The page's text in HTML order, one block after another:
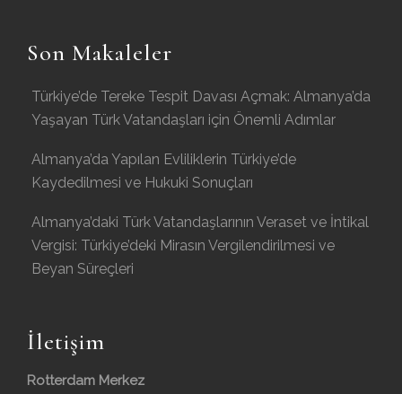
Son Makaleler
Türkiye’de Tereke Tespit Davası Açmak: Almanya’da
Yaşayan Türk Vatandaşları için Önemli Adımlar
Almanya’da Yapılan Evliliklerin Türkiye’de
Kaydedilmesi ve Hukuki Sonuçları
Almanya’daki Türk Vatandaşlarının Veraset ve İntikal
Vergisi: Türkiye’deki Mirasın Vergilendirilmesi ve
Beyan Süreçleri
İletişim
Rotterdam Merkez